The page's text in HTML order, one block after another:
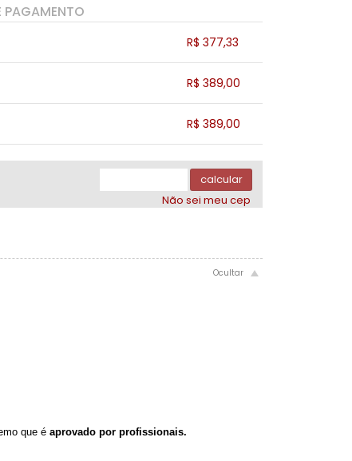
PAGAMENTO
R$ 377,33
R$ 389,00
R$ 389,00
....
calcular
Não sei meu cep
que é aprovado por profissionais.